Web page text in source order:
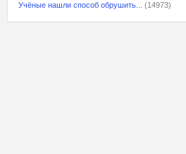
Учёные нашли способ обрушить...
(14973)